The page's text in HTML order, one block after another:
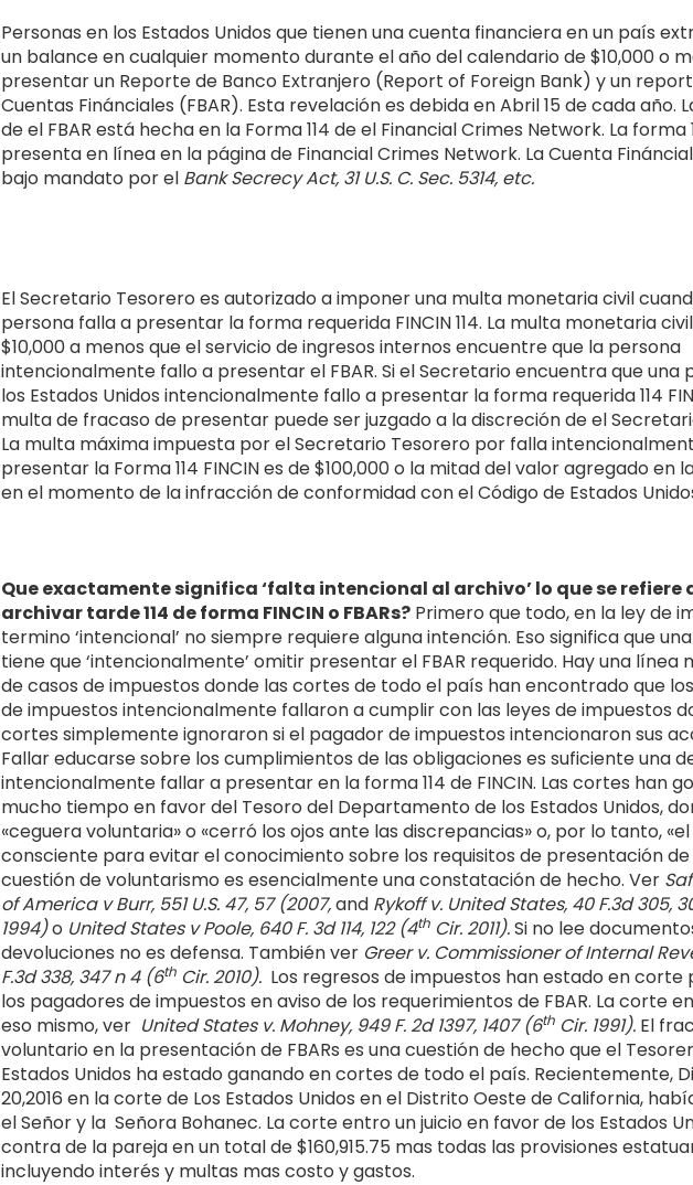
Personas en los Estados Unidos que tienen una cuenta financiera en un país
un balance en cualquier momento durante el año del calendario de $10,000 o
presentar un Reporte de Banco Extranjero (Report of Foreign Bank) y un
Cuentas Finánciales (FBAR). Esta revelación es debida en Abril 15 de cada año.
de el FBAR está hecha en la Forma 114 de el Financial Crimes Network. La forma
presenta en línea en la página de Financial Crimes Network. La Cuenta
bajo mandato por el Bank Secrecy Act, 31 U.S. C. Sec. 5314, etc.
El Secretario Tesorero es autorizado a imponer una multa monetaria civil
persona falla a presentar la forma requerida FINCIN 114. La multa monetaria
$10,000 a menos que el servicio de ingresos internos encuentre que la persona
intencionalmente fallo a presentar el FBAR. Si el Secretario encuentra que una
los Estados Unidos intencionalmente fallo a presentar la forma requerida 114
multa de fracaso de presentar puede ser juzgado a la discreción de el
La multa máxima impuesta por el Secretario Tesorero por falla
presentar la Forma 114 FINCIN es de $100,000 o la mitad del valor agregado en
en el momento de la infracción de conformidad con el Código de Estados Unidos
Que exactamente significa ‘falta intencional al archivo’ lo que se refiere
archivar tarde 114 de forma FINCIN o FBARs? Primero que todo, en la ley de
termino ‘intencional’ no siempre requiere alguna intención. Eso significa que
tiene que ‘intencionalmente’ omitir presentar el FBAR requerido. Hay una línea
de casos de impuestos donde las cortes de todo el país han encontrado que
de impuestos intencionalmente fallaron a cumplir con las leyes de impuestos
cortes simplemente ignoraron si el pagador de impuestos intencionaron sus
Fallar educarse sobre los cumplimientos de las obligaciones es suficiente una
intencionalmente fallar a presentar en la forma 114 de FINCIN. Las cortes han
mucho tiempo en favor del Tesoro del Departamento de los Estados Unidos,
«ceguera voluntaria» o «cerró los ojos ante las discrepancias» o, por lo tanto,
consciente para evitar el conocimiento sobre los requisitos de presentación de
cuestión de voluntarismo es esencialmente una constatación de hecho. Ver
of America v Burr, 551 U.S. 47, 57 (2007,and Rykoff v. United States, 40 F.3d 305,
1994)o United States v Poole, 640 F. 3d 114, 122 (4th Cir. 2011).Si no lee
devoluciones no es defensa. También ver Greer v. Commissioner of Internal
F.3d 338, 347 n 4 (6th Cir. 2010). Los regresos de impuestos han estado en corte
los pagadores de impuestos en aviso de los requerimientos de FBAR. La corte
eso mismo, ver United States v. Mohney, 949 F. 2d 1397, 1407 (6th Cir. 1991). El
voluntario en la presentación de FBARs es una cuestión de hecho que el
Estados Unidos ha estado ganando en cortes de todo el país. Recientemente,
20,2016 en la corte de Los Estados Unidos en el Distrito Oeste de California,
el Señor y la Señora Bohanec. La corte entro un juicio en favor de los Estados
contra de la pareja en un total de $160,915.75 mas todas las provisiones
incluyendo interés y multas mas costo y gastos.